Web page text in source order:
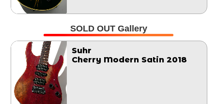
SOLD OUT Gallery
Suhr
Cherry Modern Satin 2018